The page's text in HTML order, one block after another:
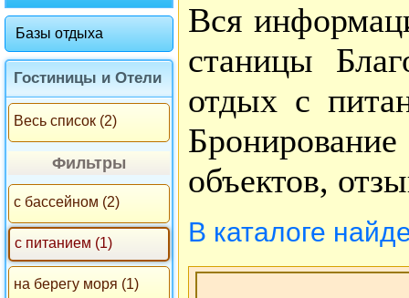
Базы отдыха
Гостиницы и Отели
Весь список (2)
Фильтры
с бассейном (2)
с питанием (1)
на берегу моря (1)
Вся
станицы
отдых с
объектов,
В каталоге